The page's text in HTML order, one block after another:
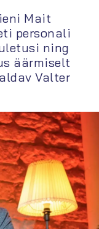
Mait
personali
ning
äärmiselt
Valter